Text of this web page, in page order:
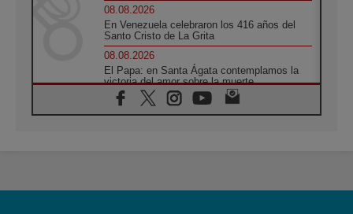
08.08.2026
En Venezuela celebraron los 416 años del
Santo Cristo de La Grita
08.08.2026
El Papa: en Santa Ágata contemplamos la
victoria del amor sobre la muerte
08.08.2026
León XIV visitará el Santuario de la Madre
07.08.2026